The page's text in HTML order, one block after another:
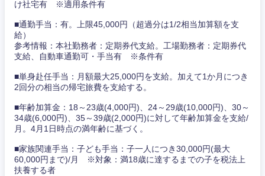
け社宅有 ※適用条件有
■通勤手当：有。上限45,000円（超過分は1/2相当加算額を支
給）
参考情報：本社勤務者：定期券代支給。工場勤務者：定期券代
支給、自動車通勤可・手当有 ※条件有
■単身赴任手当：月額最大25,000円を支給。加えて1か月につき
2回分の相当の帰宅旅費を支給する。
■年齢加算金：18～23歳(4,000円)、24～29歳(10,000円)、30～
34歳(6,000円)、35～39歳(2,000円)に対して年齢加算金を支給/
月。4月1日時点の満年齢に基づく。
■家族関連手当：子ども手当：子一人につき30,000円(最大
60,000円まで)/月 ※対象：満18歳に達するまでの子を税法上
扶養する者
石川県 福井県
山梨県 長野県